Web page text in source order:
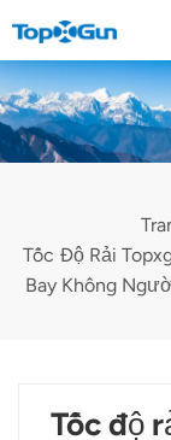
LIÊN
Tốc Độ Rải
Bay Không
Tốc độ